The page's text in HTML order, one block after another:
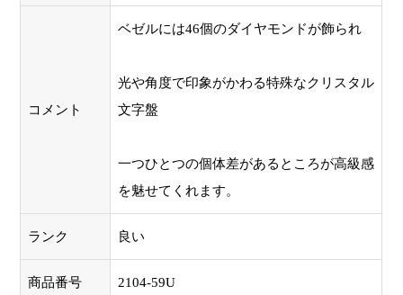
コメント
ベゼルには46個のダイヤモンドが飾られ
光や角度で印象がかわる特殊なクリスタル
文字盤
一つひとつの個体差があるところが高級感
を魅せてくれます。
ランク 良い
商品番号 2104-59U